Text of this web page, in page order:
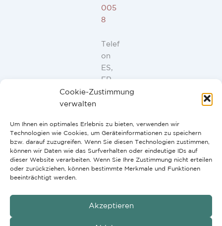
Cookie-Zustimmung
verwalten
Um Ihnen ein optimales Erlebnis zu bieten, verwenden wir
Technologien wie Cookies, um Geräteinformationen zu speichern
bzw. darauf zuzugreifen. Wenn Sie diesen Technologien zustimmen,
können wir Daten wie das Surfverhalten oder eindeutige IDs auf
dieser Website verarbeiten. Wenn Sie Ihre Zustimmung nicht erteilen
oder zurückziehen, können bestimmte Merkmale und Funktionen
beeinträchtigt werden.
Akzeptieren
005
8
Telef
on
ES,
FR,
IT,
91
946
44
10